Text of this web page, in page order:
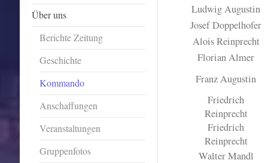
Über uns
Berichte Zeitung
Geschichte
Kommando
Anschaffungen
Veranstaltungen
Gruppenfotos
Ludwig Augustin
Josef Doppelhofer
Alois Reinprecht
Florian Almer
Franz Augustin
Friedrich
Reinprecht
Friedrich
Reinprecht
Walter Mandl